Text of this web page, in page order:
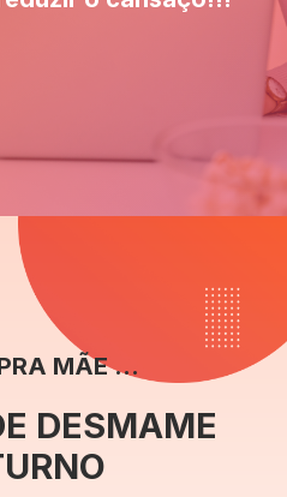
MÃE ...
DESMAME